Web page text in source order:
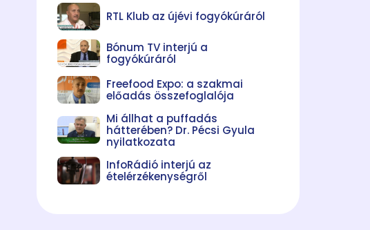
RTL Klub az újévi fogyókúráról
Bónum TV interjú a
fogyókúráról
Freefood Expo: a szakmai
előadás összefoglalója
Mi állhat a puffadás
hátterében? Dr. Pécsi Gyula
nyilatkozata
InfoRádió interjú az
ételérzékenységről